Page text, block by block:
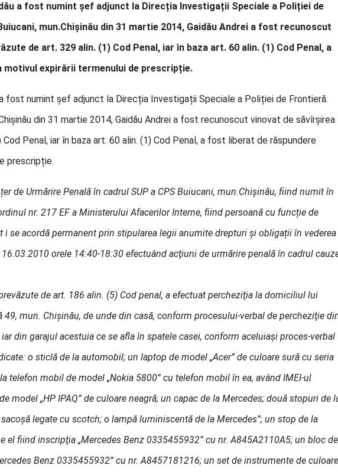
a fost numint șef adjunct la Direcția Investigații Speciale a Poliției de
mun.Chișinău din 31 martie 2014, Gaidău Andrei a fost recunoscut
de art. 329 alin. (1) Cod Penal, iar în baza art. 60 alin. (1) Cod Penal, a
motivul expirării termenului de prescripție.
fost numint șef adjunct la Direcția Investigații Speciale a Poliției de Frontieră.
din 31 martie 2014, Gaidău Andrei a fost recunoscut vinovat de săvîrșirea
Penal, iar în baza art. 60 alin. (1) Cod Penal, a fost liberat de răspundere
prescripție.
de Urmărire Penală în cadrul SUP a CPS Buiucani, mun.Chișinău, fiind numit în
nr. 217 EF a Ministerului Afacerilor Interne, fiind persoană cu funcție de
i se acordă permanent prin stipularea legii anumite drepturi și obligații în vederea
orele 14:40-18:30 efectuând acţiuni de urmărire penală în cadrul
de art. 186 alin. (5) Cod penal, a efectuat percheziţia la domiciliul lui
49, mun. Chişinău, de unde din casă, conform procesului-verbal de percheziţie
din garajul acestuia ce se afla în spatele casei, conform aceluiaşi proces-verbal
o sticlă de la automobil; un laptop de model „Acer” de culoare sură cu seria
telefon mobil de model „Nokia 5800” cu telefon mobil în ea, având IMEI-ul
model „HP IPAQ” de culoare neagră; un capac de la Mercedes; două stopuri de
legate cu scotch; o lampă luminiscentă de la Mercedes”; un stop de la
el fiind inscripţia „Mercedes Benz 0335455932” cu nr. A845A2110A5; un bloc de
Benz 0335455932” cu nr. A8457181216; un set de instrumente de culoare